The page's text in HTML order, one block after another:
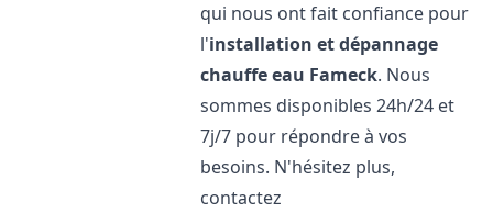
qui nous ont fait confiance pour
l'installation et dépannage
chauffe eau Fameck. Nous
sommes disponibles 24h/24 et
7j/7 pour répondre à vos
besoins. N'hésitez plus,
contactez